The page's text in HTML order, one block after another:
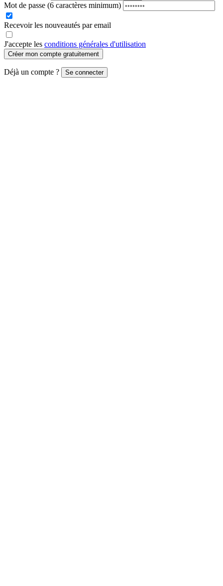
Mot de passe (6 caractères minimum)
Recevoir les nouveautés par email
J'accepte les conditions générales d'utilisation
Créer mon compte gratuitement
Déjà un compte ? Se connecter